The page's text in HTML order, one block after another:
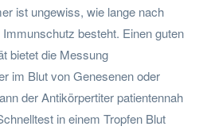
ist ungewiss, wie lange nach
besteht. Einen guten
bietet die Messung
im Blut von Genesenen oder
der Antikörpertiter patientennah
in einem Tropfen Blut